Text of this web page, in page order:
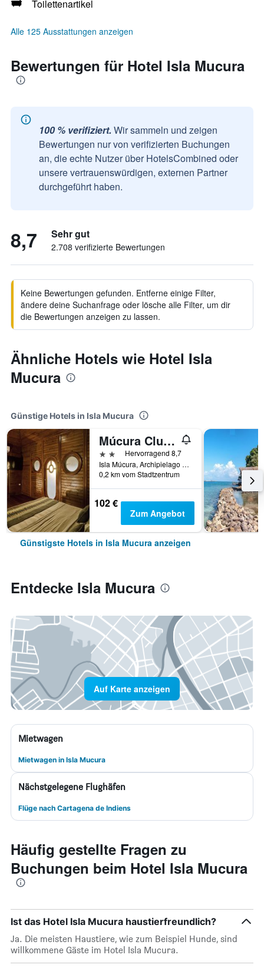
Toilettenartikel
Alle 125 Ausstattungen anzeigen
Bewertungen für Hotel Isla Mucura
100 % verifiziert. Wir sammeln und zeigen
Bewertungen nur von verifizierten Buchungen
an, die echte Nutzer über HotelsCombined oder
unsere vertrauenswürdigen, externen Partner
durchgeführt haben.
8,7 Sehr gut
2.708 verifizierte Bewertungen
Keine Bewertungen gefunden. Entferne einige Filter,
ändere deine Suchanfrage oder lösche alle Filter, um dir
die Bewertungen anzeigen zu lassen.
Ähnliche Hotels wie Hotel Isla
Mucura
Günstige Hotels in Isla Mucura
Múcura Club Hotel
2 SterneHervorragend 8,7
Isla Múcura, Archipielago de San Bernardo, Isla Mucura, Kolumbien
0,2 km vom Stadtzentrum
102 €
Zum Angebot
Günstigste Hotels in Isla Mucura anzeigen
Entdecke Isla Mucura
Auf Karte anzeigen
Mietwagen
Mietwagen in Isla Mucura
Nächstgelegene Flughäfen
Flüge nach Cartagena de Indiens
Häufig gestellte Fragen zu
Buchungen beim Hotel Isla Mucura
Ist das Hotel Isla Mucura haustierfreundlich?
Ja. Die meisten Haustiere, wie zum Beispiel Hunde, sind
willkommene Gäste im Hotel Isla Mucura.